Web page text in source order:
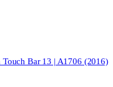
Bar 13 | A1706 (2016)